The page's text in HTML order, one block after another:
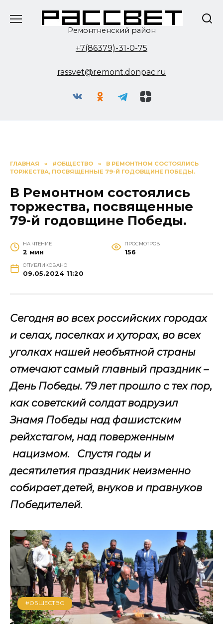
Ремонтненский район
+7(86379)-31-0-75
rassvet@remont.donpac.ru
ГЛАВНАЯ » #ОБЩЕСТВО »
В РЕМОНТНОМ СОСТОЯЛИСЬ
ТОРЖЕСТВА, ПОСВЯЩЕННЫЕ 79-Й ГОДОВЩИНЕ ПОБЕДЫ.
В Ремонтном состоялись
торжества, посвященные
79-й годовщине Победы.
НА ЧТЕНИЕ
2 мин
ПРОСМОТРОВ
156
ОПУБЛИКОВАНО
09.05.2024 11:20
Сегодня во всех российских городах
и селах, поселках и хуторах, во всех
уголках нашей необъятной страны
отмечают самый главный праздник –
День Победы. 79 лет прошло с тех пор,
как советский солдат водрузил
Знамя Победы над фашистским
рейхстагом, над поверженным
нацизмом. Спустя годы и
десятилетия праздник неизменно
собирает детей, внуков и правнуков
Победителей.
#ОБЩЕСТВО